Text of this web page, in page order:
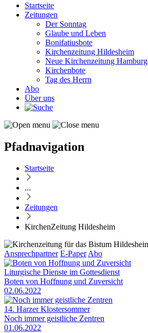
Startseite
Zeitungen
Der Sonntag
Glaube und Leben
Bonifatiusbote
Kirchenzeitung Hildesheim
Neue Kirchenzeitung Hamburg
Kirchenbote
Tag des Herrn
Abo
Über uns
Pfadnavigation
Startseite
...
Zeitungen
KirchenZeitung Hildesheim
Ansprechpartner E-PaperAbo
Liturgische Dienste im Gottesdienst
Boten von Hoffnung und Zuversicht
02.06.2022
14. Harzer Klostersommer
Noch immer geistliche Zentren
01.06.2022